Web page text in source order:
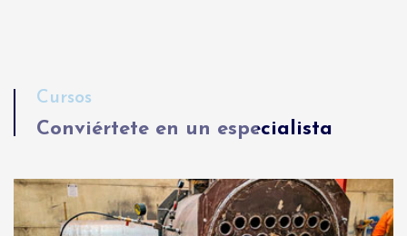
Cursos
Conviértete en un especialista